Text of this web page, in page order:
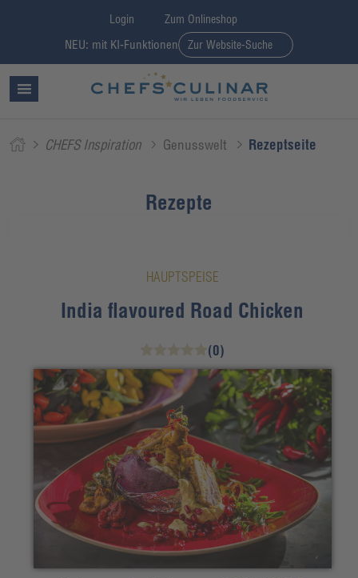
Login Zum Onlineshop
NEU: mit KI-Funktionen Zur Website-Suche
CHEFS Inspiration Genusswelt Rezeptseite
Rezepte
HAUPTSPEISE
India flavoured Road Chicken
(0)